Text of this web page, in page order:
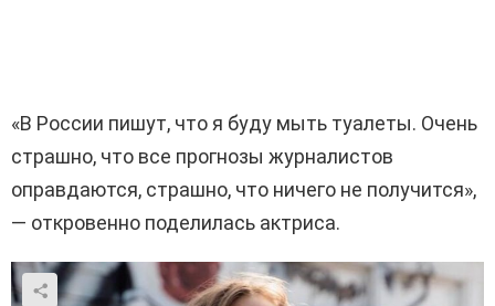
«В России пишут, что я буду мыть туалеты. Очень
страшно, что все прогнозы журналистов
оправдаются, страшно, что ничего не получится»,
— откровенно поделилась актриса.